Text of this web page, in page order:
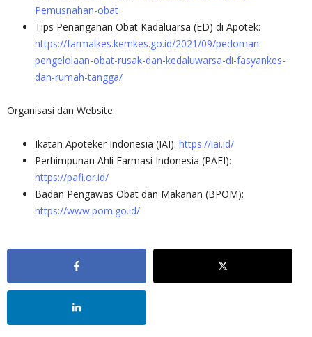
Pemusnahan-obat
Tips Penanganan Obat Kadaluarsa (ED) di Apotek:
https://farmalkes.kemkes.go.id/2021/09/pedoman-
pengelolaan-obat-rusak-dan-kedaluwarsa-di-fasyankes-
dan-rumah-tangga/
Organisasi dan Website:
Ikatan Apoteker Indonesia (IAI): https://iai.id/
Perhimpunan Ahli Farmasi Indonesia (PAFI):
https://pafi.or.id/
Badan Pengawas Obat dan Makanan (BPOM):
https://www.pom.go.id/